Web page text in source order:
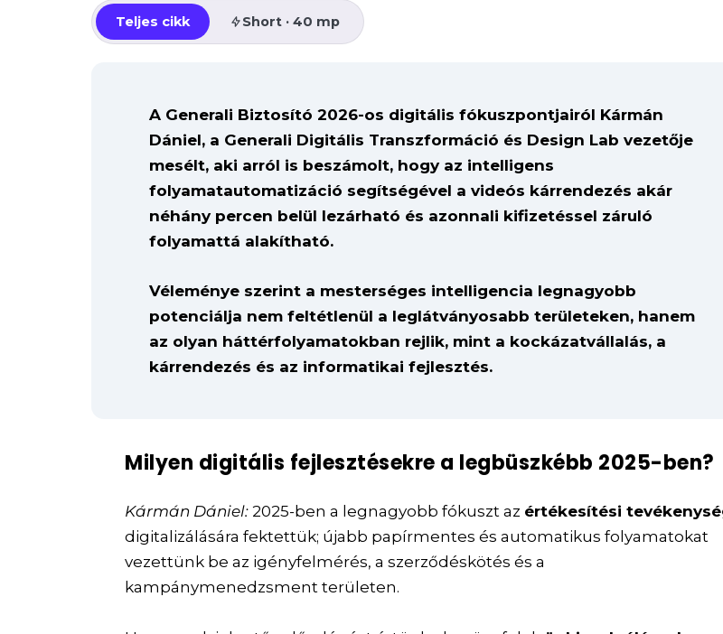
Teljes cikk Short · 40 mp
A Generali Biztosító 2026-os digitális fókuszpontjairól Kármán
Dániel, a Generali Digitális Transzformáció és Design Lab vezetője
mesélt, aki arról is beszámolt, hogy az intelligens
folyamatautomatizáció segítségével a videós kárrendezés akár
néhány percen belül lezárható és azonnali kifizetéssel záruló
folyamattá alakítható.
Véleménye szerint a mesterséges intelligencia legnagyobb
potenciálja nem feltétlenül a leglátványosabb területeken, hanem
az olyan háttérfolyamatokban rejlik, mint a kockázatvállalás, a
kárrendezés és az informatikai fejlesztés.
Milyen digitális fejlesztésekre a legbüszkébb 2025-ben?
Kármán Dániel: 2025-ben a legnagyobb fókuszt az értékesítési
digitalizálására fektettük; újabb papírmentes és automatikus folyamatokat
vezettünk be az igényfelmérés, a szerződéskötés és a
kampánymenedzsment területen.